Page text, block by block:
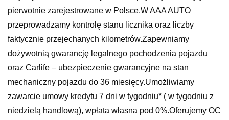
pierwotnie zarejestrowane w Polsce.W AAA AUTO
przeprowadzamy kontrolę stanu licznika oraz liczby
faktycznie przejechanych kilometrów.Zapewniamy
dożywotnią gwarancję legalnego pochodzenia pojazdu
oraz Carlife – ubezpieczenie gwarancyjne na stan
mechaniczny pojazdu do 36 miesięcy.Umożliwiamy
zawarcie umowy kredytu 7 dni w tygodniu* ( w tygodniu z
niedzielą handlową), wpłata własna pod 0%.Oferujemy OC